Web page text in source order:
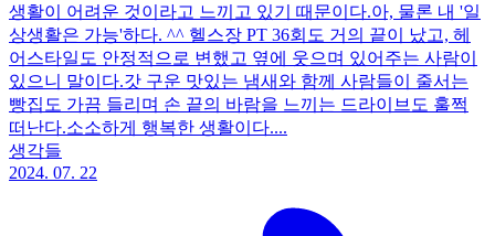
생활이 어려운 것이라고 느끼고 있기 때문이다. ​ 아, 물론 내 '일
상생활은 가능'하다. ^^ 헬스장 PT 36회도 거의 끝이 났고, 헤
어스타일도 안정적으로 변했고 옆에 웃으며 있어주는 사람이
있으니 말이다. ​ 갓 구운 맛있는 냄새와 함께 사람들이 줄서는
빵집도 가끔 들리며 손 끝의 바람을 느끼는 드라이브도 훌쩍
떠난다. ​ 소소하게 행복한 생활이다. ​ ...
생각들
2024. 07. 22